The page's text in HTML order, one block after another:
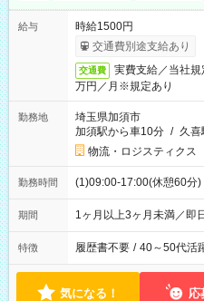
給与
時給1500円
交通費別途支給あり
交通費
実費支給／当社
万円／月※規定あり
勤務地
埼玉県加須市
加須駅から車10分 / 久
物流・ロジスティクス
勤務時間 (1)09:00-17:00(休憩60分
期間 1ヶ月以上3ヶ月未満／即
特徴 履歴書不要 / 40～50代活
気になる！ 応